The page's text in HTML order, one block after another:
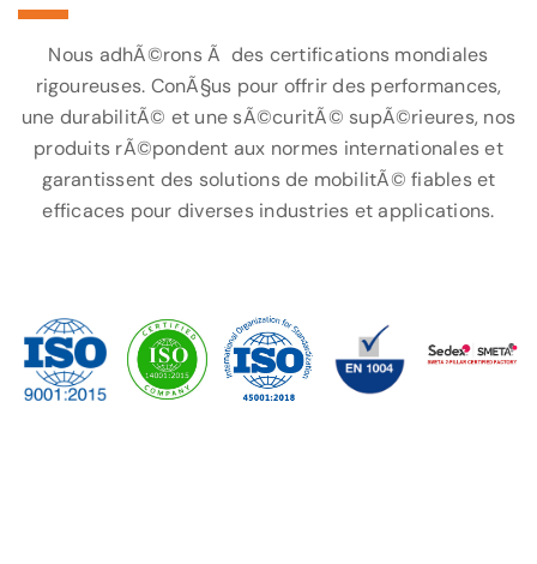
Nous adhÃ©rons Ã des certifications mondiales
rigoureuses. ConÃ§us pour offrir des performances,
une durabilitÃ© et une sÃ©curitÃ© supÃ©rieures, nos
produits rÃ©pondent aux normes internationales et
garantissent des solutions de mobilitÃ© fiables et
efficaces pour diverses industries et applications.